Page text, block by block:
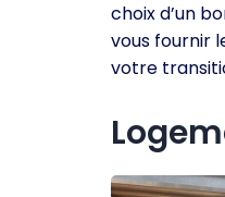
choix d’un
vous fournir
votre